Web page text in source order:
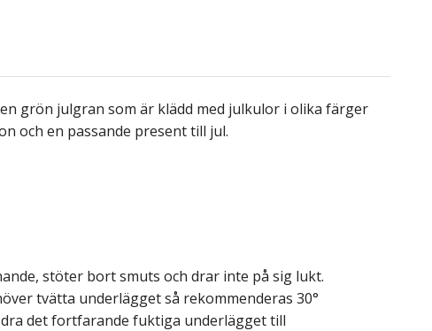
grön julgran som är klädd med julkulor i olika färger
och en passande present till jul.
stöter bort smuts och drar inte på sig lukt.
tvätta underlägget så rekommenderas 30°
det fortfarande fuktiga underlägget till